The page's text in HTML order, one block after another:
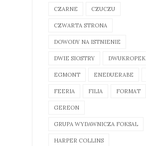
CZARNE CZUCZU
CZWARTA STRONA
DOWODY NA ISTNIENIE
DWIE SIOSTRY DWUKROPEK
EGMONT ENEDUERABE
FEERIA FILIA FORMAT
GEREON
GRUPA WYDAWNICZA FOKSAL
HARPER COLLINS